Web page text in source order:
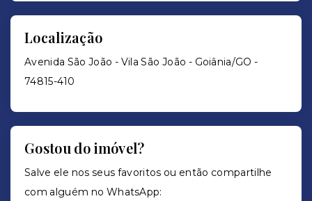
Localização
Avenida São João - Vila São João - Goiânia/GO -
74815-410
Gostou do imóvel?
Salve ele nos seus favoritos ou então compartilhe
com alguém no WhatsApp: